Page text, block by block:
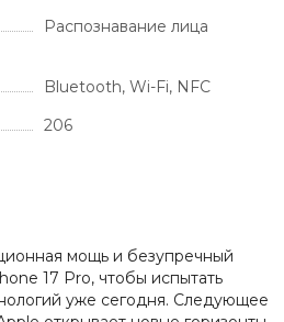
Распознавание лица
Bluetooth, Wi-Fi, NFC
206
мощь и безупречный
17 Pro, чтобы испытать
уже сегодня. Следующее